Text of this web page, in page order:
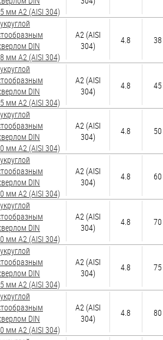
мм А2 (AISI 304)
DIN
мм А2 (AISI 304)
А2 (AISI
304)
4.8 38
DIN
мм А2 (AISI 304)
А2 (AISI
304)
4.8 45
DIN
мм А2 (AISI 304)
А2 (AISI
304)
4.8 50
DIN
мм А2 (AISI 304)
А2 (AISI
304)
4.8 60
DIN
мм А2 (AISI 304)
А2 (AISI
304)
4.8 70
DIN
мм А2 (AISI 304)
А2 (AISI
304)
4.8 75
DIN
мм А2 (AISI 304)
А2 (AISI
304)
4.8 80